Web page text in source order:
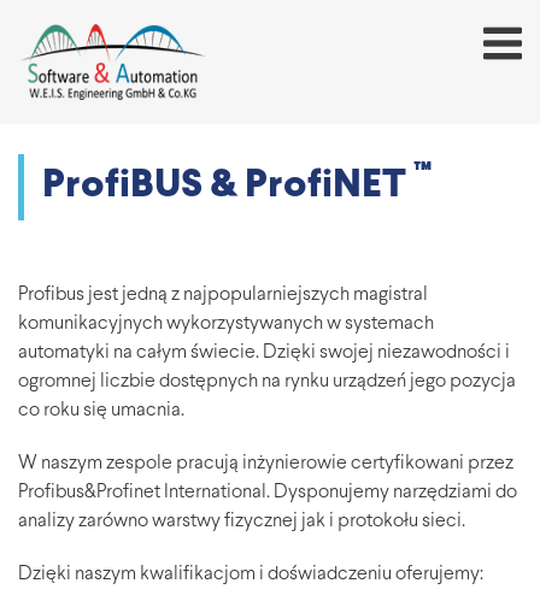
ProfiBUS & ProfiNET ™
Profibus jest jedną z najpopularniejszych magistral
komunikacyjnych wykorzystywanych w systemach
automatyki na całym świecie. Dzięki swojej niezawodności i
ogromnej liczbie dostępnych na rynku urządzeń jego pozycja
co roku się umacnia.
W naszym zespole pracują inżynierowie certyfikowani przez
Profibus&Profinet International. Dysponujemy narzędziami do
analizy zarówno warstwy fizycznej jak i protokołu sieci.
Dzięki naszym kwalifikacjom i doświadczeniu oferujemy: